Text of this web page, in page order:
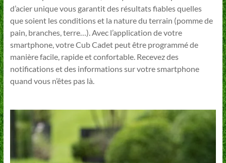
d’acier unique vous garantit des résultats fiables quelles
que soient les conditions et la nature du terrain (pomme de
pain, branches, terre…). Avec l’application de votre
smartphone, votre Cub Cadet peut être programmé de
manière facile, rapide et confortable. Recevez des
notifications et des informations sur votre smartphone
quand vous n’êtes pas là.